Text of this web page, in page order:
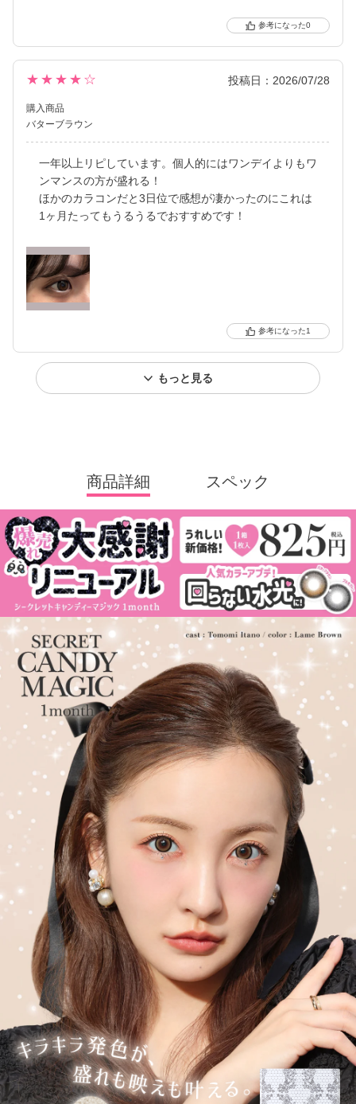
0
★★★★☆ 投稿日：2026/07/28
購入商品
バターブラウン
一年以上リピしています。個人的にはワンデイよりもワ
ンマンスの方が盛れる！
ほかのカラコンだと3日位で感想が凄かったのにこれは
1ヶ月たってもうるうるでおすすめです！
1
もっと見る
商品詳細 スペック